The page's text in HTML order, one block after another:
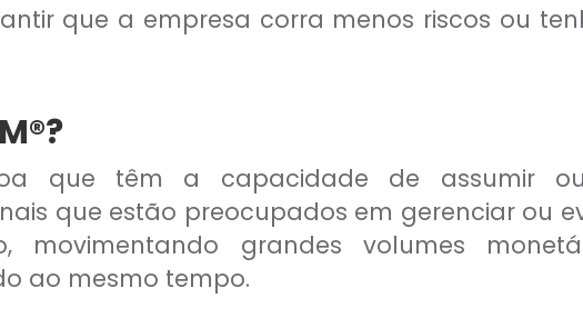
que a empresa corra menos riscos ou
que têm a capacidade de assumir
que estão preocupados em gerenciar ou
movimentando grandes volumes
ao mesmo tempo.